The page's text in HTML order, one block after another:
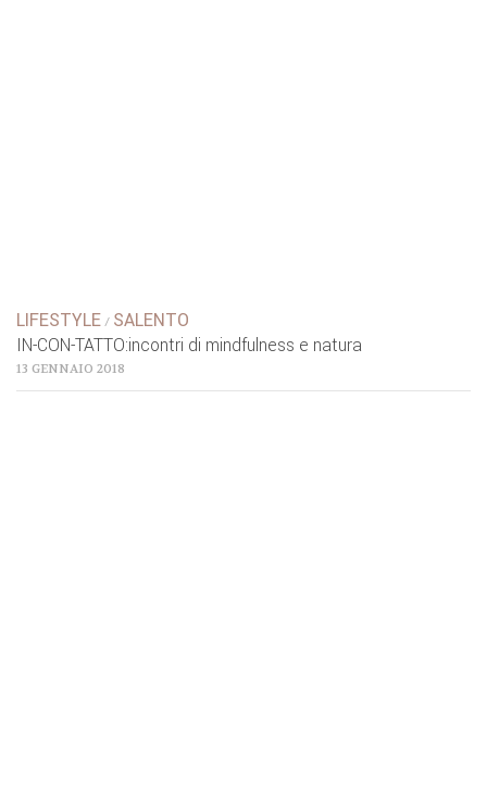
LIFESTYLE / SALENTO
IN-CON-TATTO:incontri di mindfulness e natura
13 GENNAIO 2018